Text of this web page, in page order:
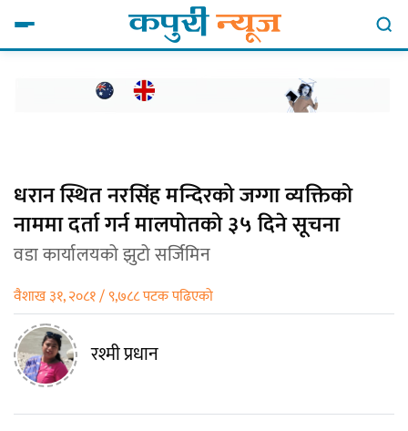
धरान स्थित नरसिंह मन्दिरको जग्गा व्यक्तिको
नाममा दर्ता गर्न मालपोतको ३५ दिने सूचना
वडा कार्यालयको झुटो सर्जिमिन
वैशाख ३१, २०८१ / ९,७८८ पटक पढिएको
रश्मी प्रधान